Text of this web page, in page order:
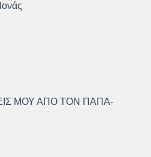
ΜΟΥ ΑΠΟ ΤΟΝ ΠΑΠΑ-